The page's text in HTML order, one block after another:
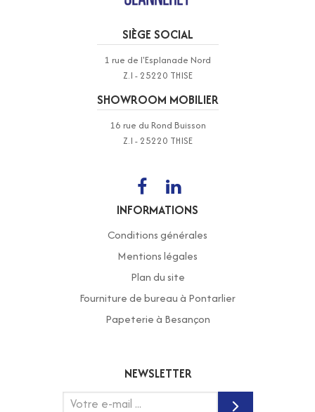
SIÈGE SOCIAL
1 rue de l'Esplanade Nord
Z.I - 25220 THISE
SHOWROOM MOBILIER
16 rue du Rond Buisson
Z.I - 25220 THISE
INFORMATIONS
Conditions générales
Mentions légales
Plan du site
Fourniture de bureau à Pontarlier
Papeterie à Besançon
NEWSLETTER